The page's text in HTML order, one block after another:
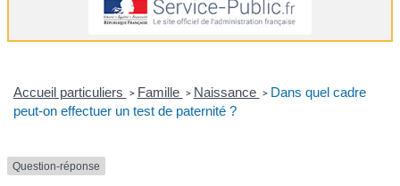
Accueil particuliers > Famille > Naissance > Dans quel cadre
peut-on effectuer un test de paternité ?
Question-réponse